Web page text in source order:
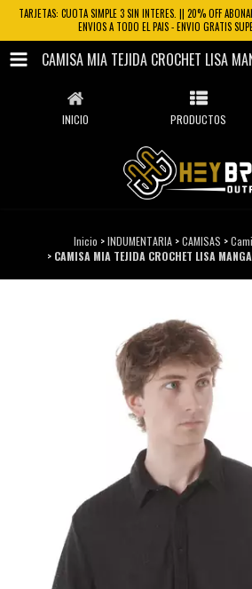
TARJETAS: CUOTA SIMPLE 3 SIN INTERES. || 20% OFF
ENVIOS A TODO EL PAIS - ENVIO GRATIS
INICIO PRODUCTOS
Inicio >INDUMENTARIA >CAMISAS >
> CAMISA MIA TEJIDA CROCHET LISA